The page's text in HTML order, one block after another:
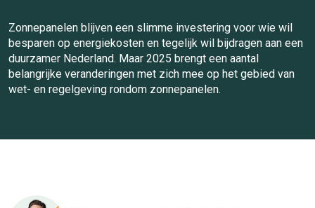
Zonnepanelen blijven een slimme investering voor wie wil
besparen op energiekosten en tegelijk wil bijdragen aan een
duurzamer Nederland. Maar 2025 brengt een aantal
belangrijke veranderingen met zich mee op het gebied van
wet- en regelgeving rondom zonnepanelen.